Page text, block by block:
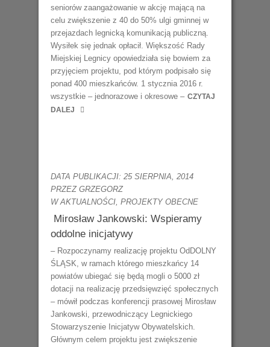
seniorów zaangażowanie w akcję mającą na
celu zwiększenie z 40 do 50% ulgi gminnej w
przejazdach legnicką komunikacją publiczną.
Wysiłek się jednak opłacił. Większość Rady
Miejskiej Legnicy opowiedziała się bowiem za
przyjęciem projektu, pod którym podpisało się
ponad 400 mieszkańców. 1 stycznia 2016 r.
wszystkie – jednorazowe i okresowe – CZYTAJ
DALEJ
DATA PUBLIKACJI: 25 SIERPNIA, 2014
PRZEZ GRZEGORZ
WAKTUALNOŚCI, PROJEKTY OBECNE
Mirosław Jankowski: Wspieramy
oddolne inicjatywy
– Rozpoczynamy realizację projektu OdDOLNY
ŚLĄSK, w ramach którego mieszkańcy 14
powiatów ubiegać się będą mogli o 5000 zł
dotacji na realizację przedsięwzięć społecznych
– mówił podczas konferencji prasowej Mirosław
Jankowski, przewodniczący Legnickiego
Stowarzyszenie Inicjatyw Obywatelskich.
Głównym celem projektu jest zwiększenie